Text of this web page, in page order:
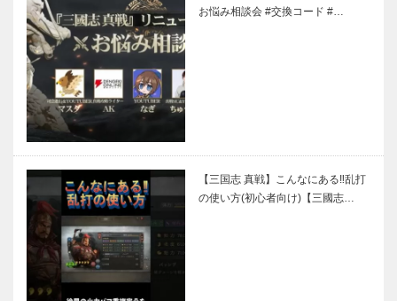
お悩み相談会 #交換コード #…
【三国志 真戦】こんなにある‼乱打
の使い方(初心者向け)【三國志…